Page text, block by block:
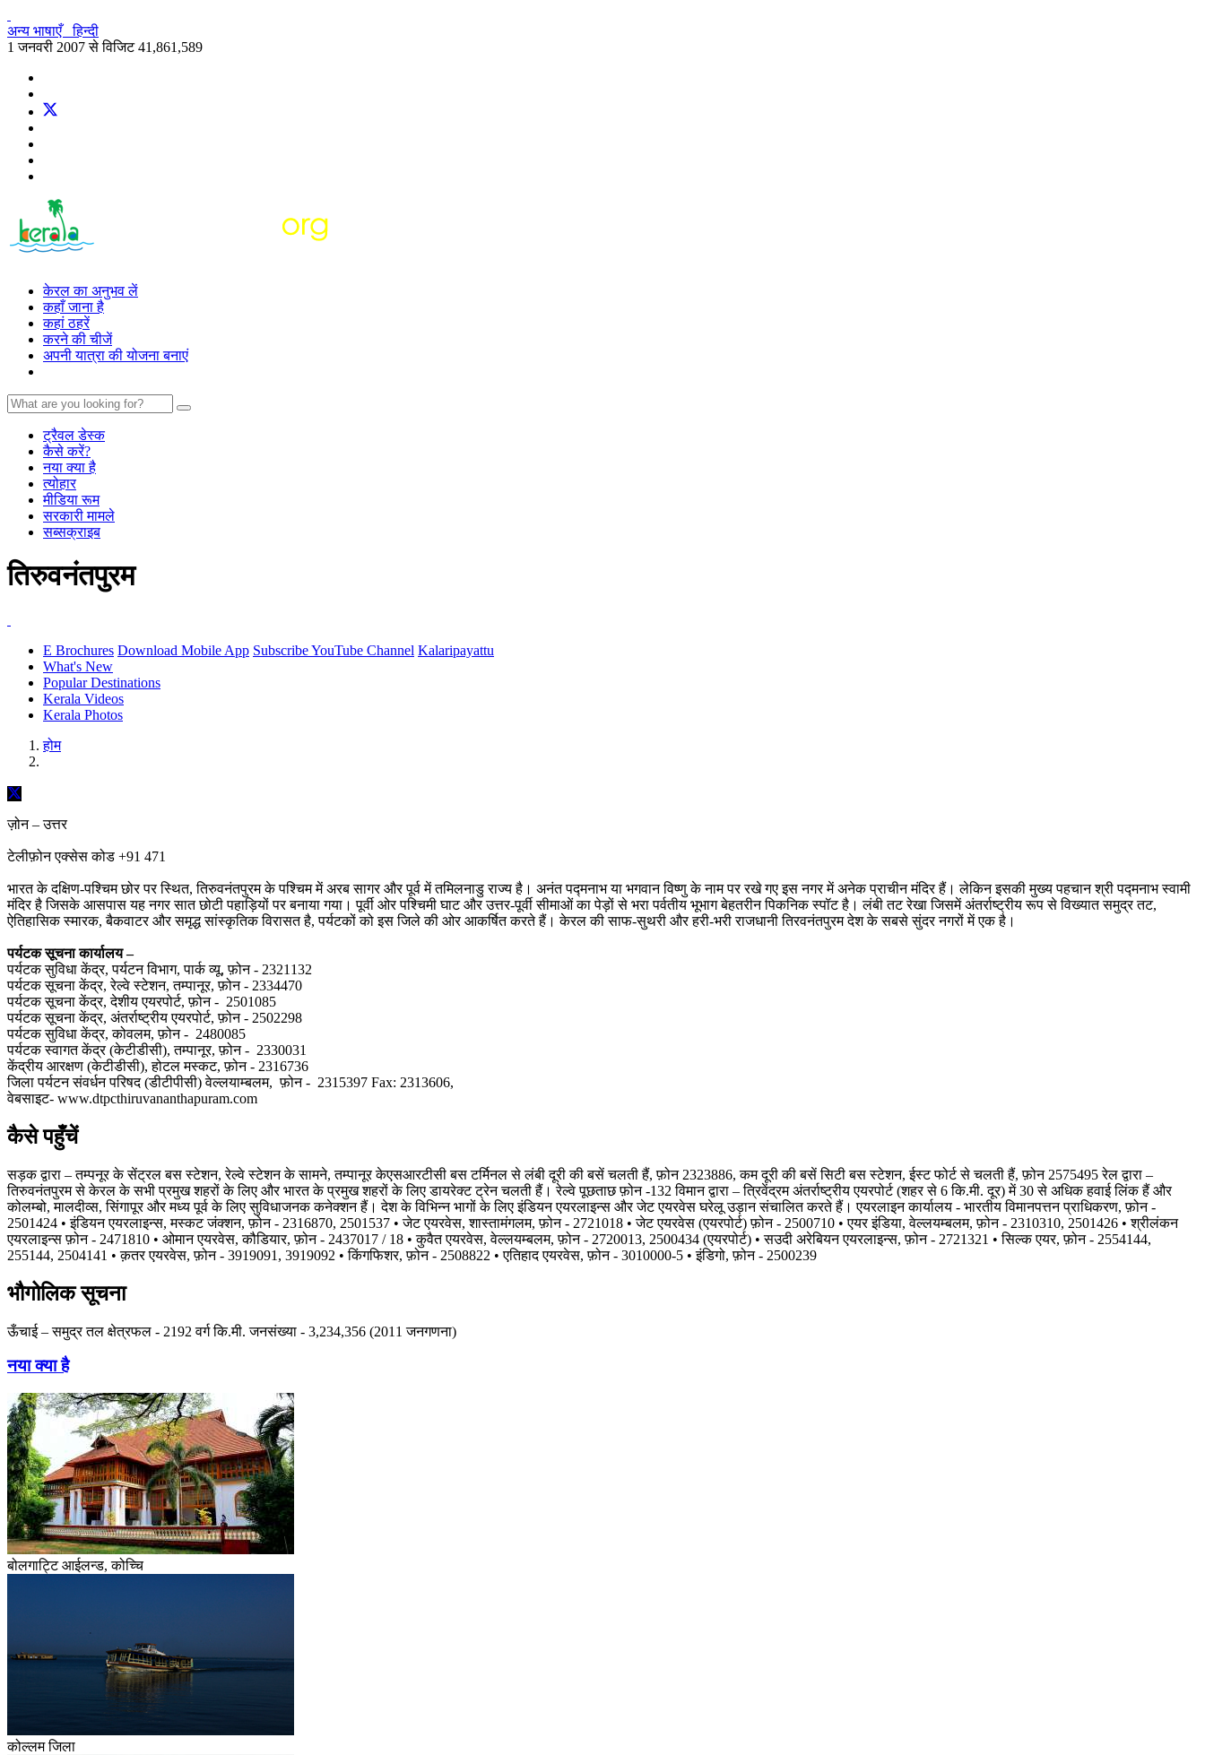
अन्य भाषाएँ हिन्दी
1 जनवरी 2007 से विजिट41,861,589
केरल का अनुभव लें
कहाँ जाना है
कहां ठहरें
करने की चीजें
अपनी यात्रा की योजना बनाएं
ट्रैवल डेस्क
कैसे करें?
नया क्या है
त्योहार
मीडिया रूम
सरकारी मामले
सब्सक्राइब
तिरुवनंतपुरम
E Brochures Download Mobile App Subscribe YouTube Channel Kalaripayattu
What's New
Popular Destinations
Kerala Videos
Kerala Photos
होम
ज़ोन – उत्तर
टेलीफ़ोन एक्सेस कोड +91 471
भारत के दक्षिण-पश्चिम छोर पर स्थित, तिरुवनंतपुरम के पश्चिम में अरब सागर और पूर्व में तमिलनाडु राज्य है। अनंत पद्मनाभ या भगवान विष्णु के नाम पर रखे गए इस नगर में अनेक प्राचीन मंदिर हैं। लेकिन इसकी मुख्य पहचान श्री पद्मनाभ स्वामी
मंदिर है जिसके आसपास यह नगर सात छोटी पहाड़ियों पर बनाया गया। पूर्वी ओर पश्चिमी घाट और उत्तर-पूर्वी सीमाओं का पेड़ों से भरा पर्वतीय भूभाग बेहतरीन पिकनिक स्पॉट है। लंबी तट रेखा जिसमें अंतर्राष्ट्रीय रूप से विख्यात समुद्र तट,
ऐतिहासिक स्मारक, बैकवाटर और समृद्ध सांस्कृतिक विरासत है, पर्यटकों को इस जिले की ओर आकर्षित करते हैं। केरल की साफ-सुथरी और हरी-भरी राजधानी तिरवनंतपुरम देश के सबसे सुंदर नगरों में एक है।
पर्यटक सूचना कार्यालय –
पर्यटक सुविधा केंद्र, पर्यटन विभाग, पार्क व्यू, फ़ोन - 2321132
पर्यटक सूचना केंद्र, रेल्वे स्टेशन, तम्पानूर, फ़ोन - 2334470
पर्यटक सूचना केंद्र, देशीय एयरपोर्ट, फ़ोन - 2501085
पर्यटक सूचना केंद्र, अंतर्राष्ट्रीय एयरपोर्ट, फ़ोन - 2502298
पर्यटक सुविधा केंद्र, कोवलम, फ़ोन - 2480085
पर्यटक स्वागत केंद्र (केटीडीसी), तम्पानूर, फ़ोन - 2330031
केंद्रीय आरक्षण (केटीडीसी), होटल मस्कट, फ़ोन - 2316736
जिला पर्यटन संवर्धन परिषद (डीटीपीसी) वेल्लयाम्बलम, फ़ोन - 2315397 Fax: 2313606,
वेबसाइट- www.dtpcthiruvananthapuram.com
कैसे पहुँचें
सड़क द्वारा – तम्पनूर के सेंट्रल बस स्टेशन, रेल्वे स्टेशन के सामने, तम्पानूर केएसआरटीसी बस टर्मिनल से लंबी दूरी की बसें चलती हैं, फ़ोन 2323886, कम दूरी की बसें सिटी बस स्टेशन, ईस्ट फोर्ट से चलती हैं, फ़ोन 2575495 रेल द्वारा –
तिरुवनंतपुरम से केरल के सभी प्रमुख शहरों के लिए और भारत के प्रमुख शहरों के लिए डायरेक्ट ट्रेन चलती हैं। रेल्वे पूछताछ फ़ोन -132 विमान द्वारा – त्रिवेंद्रम अंतर्राष्ट्रीय एयरपोर्ट (शहर से 6 कि.मी. दूर) में 30 से अधिक हवाई लिंक हैं और
कोलम्बो, मालदीव्स, सिंगापूर और मध्य पूर्व के लिए सुविधाजनक कनेक्शन हैं। देश के विभिन्न भागों के लिए इंडियन एयरलाइन्स और जेट एयरवेस घरेलू उड़ान संचालित करते हैं। एयरलाइन कार्यालय - भारतीय विमानपत्तन प्राधिकरण, फ़ोन -
2501424 • इंडियन एयरलाइन्स, मस्कट जंक्शन, फ़ोन - 2316870, 2501537 • जेट एयरवेस, शास्तामंगलम, फ़ोन - 2721018 • जेट एयरवेस (एयरपोर्ट) फ़ोन - 2500710 • एयर इंडिया, वेल्लयम्बलम, फ़ोन - 2310310, 2501426 • श्रीलंकन
एयरलाइन्स फ़ोन - 2471810 • ओमान एयरवेस, कौडियार, फ़ोन - 2437017 / 18 • कुवैत एयरवेस, वेल्लयम्बलम, फ़ोन - 2720013, 2500434 (एयरपोर्ट) • सउदी अरेबियन एयरलाइन्स, फ़ोन - 2721321 • सिल्क एयर, फ़ोन - 2554144,
255144, 2504141 • क़तर एयरवेस, फ़ोन - 3919091, 3919092 • किंगफिशर, फ़ोन - 2508822 • एतिहाद एयरवेस, फ़ोन - 3010000-5 • इंडिगो, फ़ोन - 2500239
भौगोलिक सूचना
ऊँचाई – समुद्र तल क्षेत्रफल - 2192 वर्ग कि.मी. जनसंख्या - 3,234,356 (2011 जनगणना)
नया क्या है
बोलगाट्टि आईलन्ड, कोच्चि
कोल्लम जिला